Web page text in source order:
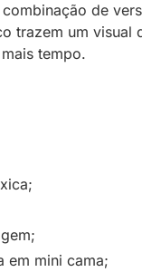
de
trazem um
tempo.
em mini cama;